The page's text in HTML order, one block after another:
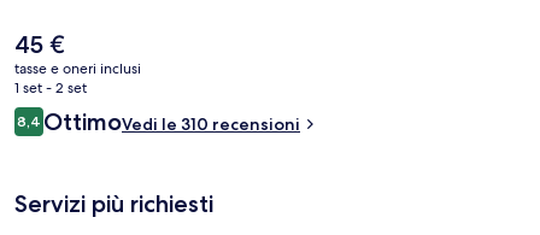
Il
prezzo
attuale
è
45 €
45 €
tasse e oneri inclusi
1 set - 2 set
Recensioni
8,48,4 su 10
OttimoVedi le 310 recensioni
Servizi più richiesti